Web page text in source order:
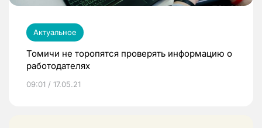
Актуальное
Томичи не торопятся проверять информацию о
работодателях
09:01 / 17.05.21